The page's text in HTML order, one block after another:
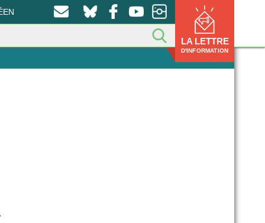
LA LETTRE
D'INFORMATION